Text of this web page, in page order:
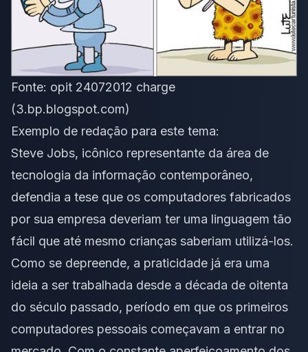
Fonte: opit 24072012 charge
(3.bp.blogspot.com)
Exemplo de redação para este tema:
Steve Jobs, icônico representante da área de
tecnologia da informação contemporâneo,
defendia a tese que os computadores fabricados
por sua empresa deveriam ter uma linguagem tão
fácil que até mesmo crianças saberiam utilizá-los.
Como se depreende, a praticidade já era uma
ideia a ser trabalhada desde a década de oitenta
do século passado, período em que os primeiros
computadores pessoais começavam a entrar no